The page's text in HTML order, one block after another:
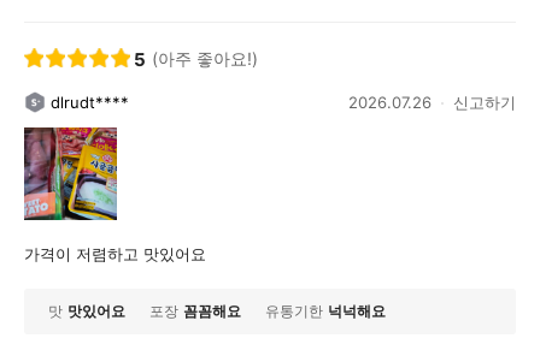
5 (아주 좋아요!)
dlrudt**** 2026.07.26 신고하기
가격이 저렴하고 맛있어요
맛 맛있어요 포장 꼼꼼해요 유통기한 넉넉해요